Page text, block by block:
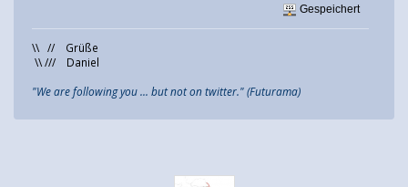
Gespeichert
\\ // Grüße
\\ /// Daniel
"We are following you ... but not on twitter." (Futurama)